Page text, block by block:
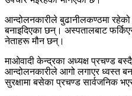
आन्दोलनकारीले बुढानीलकण्ठमा रहेको
बनाइदिएका छन्। अस्पतालबाट
नेताहरू मौन छन्।
माओवादी केन्द्रका अध्यक्ष प्रचण्ड
आन्दोलनकारीले आगो लगाएर ध्वस्त
सुरक्षामा बसेका प्रचण्ड सार्वजनिक